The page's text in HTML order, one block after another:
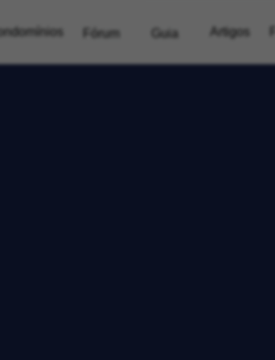
Fórum Guia Artigos